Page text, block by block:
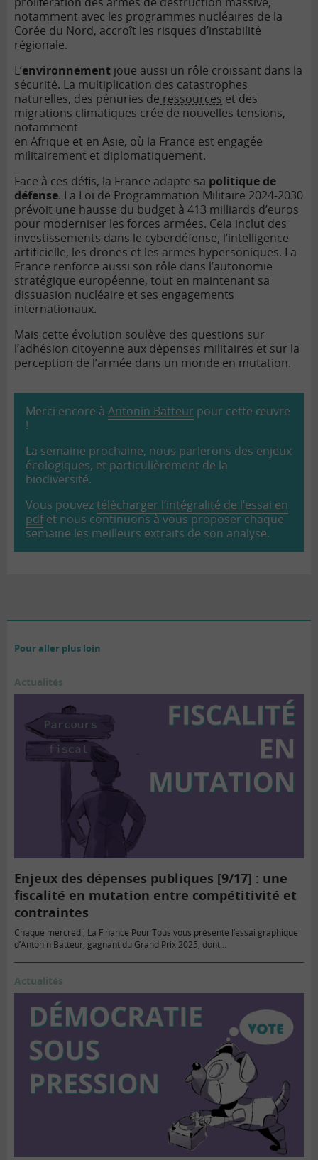
notamment avec les programmes nucléaires de la
Corée du Nord, accroît les risques d’instabilité
régionale.
L’environnement joue aussi un rôle croissant dans la
sécurité. La multiplication des catastrophes
naturelles, des pénuries de ressources et des
migrations climatiques crée de nouvelles tensions,
notamment
en Afrique et en Asie, où la France est engagée
militairement et diplomatiquement.
Face à ces défis, la France adapte sa politique de
défense. La Loi de Programmation Militaire 2024-2030
prévoit une hausse du budget à 413 milliards d’euros
pour moderniser les forces armées. Cela inclut des
investissements dans le cyberdéfense, l’intelligence
artificielle, les drones et les armes hypersoniques. La
France renforce aussi son rôle dans l’autonomie
stratégique européenne, tout en maintenant sa
dissuasion nucléaire et ses engagements
internationaux.
Mais cette évolution soulève des questions sur
l’adhésion citoyenne aux dépenses militaires et sur la
perception de l’armée dans un monde en mutation.
Merci encore à Antonin Batteur pour cette œuvre
!
La semaine prochaine, nous parlerons des enjeux
écologiques, et particulièrement de la
biodiversité.
Vous pouveztélécharger l’intégralité de l’essai en
pdfet nous continuons à vous proposer chaque
semaine les meilleurs extraits de son analyse.
Pour aller plus loin
Actualités
Enjeux des dépenses publiques [9/17] : une
fiscalité en mutation entre compétitivité et
contraintes
Chaque mercredi, La Finance Pour Tous vous présente l’essai graphique
d’Antonin Batteur, gagnant du Grand Prix 2025, dont…
Actualités